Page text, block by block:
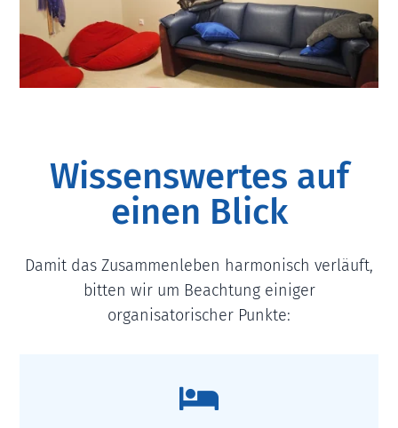
Wissenswertes auf
einen Blick
Damit das Zusammenleben harmonisch verläuft,
bitten wir um Beachtung einiger
organisatorischer Punkte:
